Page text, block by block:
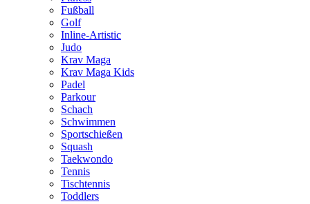
Fußball
Golf
Inline-Artistic
Judo
Krav Maga
Krav Maga Kids
Padel
Parkour
Schach
Schwimmen
Sportschießen
Squash
Taekwondo
Tennis
Tischtennis
Toddlers